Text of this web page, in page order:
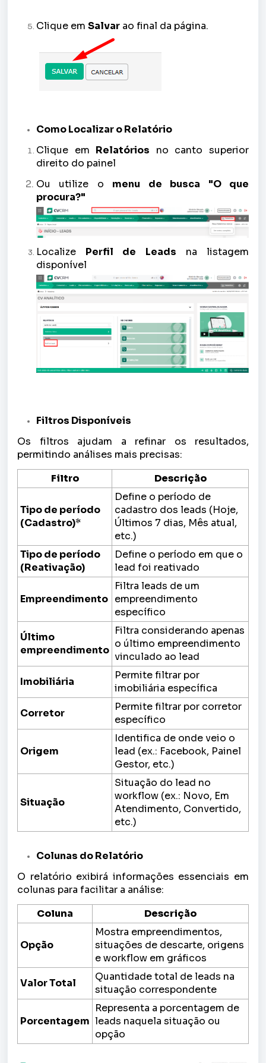
Clique em Salvar ao final da página.
Como Localizar o Relatório
Clique em Relatórios no canto superior
direito do painel
Ou utilize o menu de busca "O que
procura?"
Localize Perfil de Leads na listagem
disponível
Filtros Disponíveis
Os filtros ajudam a refinar os resultados,
permitindo análises mais precisas:
Filtro
Descrição
Tipo de período
(Cadastro)*
Define o período de
cadastro dos leads (Hoje,
Últimos 7 dias, Mês atual,
etc.)
Tipo de período
(Reativação)
Define o período em que o
lead foi reativado
Empreendimento
Filtra leads de um
empreendimento
específico
Último
empreendimento
Filtra considerando apenas
o último empreendimento
vinculado ao lead
Imobiliária
Permite filtrar por
imobiliária específica
Corretor
Permite filtrar por corretor
específico
Origem
Identifica de onde veio o
lead (ex.: Facebook, Painel
Gestor, etc.)
Situação
Situação do lead no
workflow (ex.: Novo, Em
Atendimento, Convertido,
etc.)
Colunas do Relatório
O relatório exibirá informações essenciais em
colunas para facilitar a análise:
Coluna
Descrição
Opção
Mostra empreendimentos,
situações de descarte, origens
e workflow em gráficos
Valor Total
Quantidade total de leads na
situação correspondente
Porcentagem
Representa a porcentagem de
leads naquela situação ou
opção